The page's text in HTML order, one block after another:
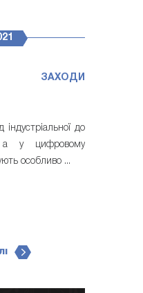
ЗАХОДИ
індустріальної до
а у цифровому
особливо ...